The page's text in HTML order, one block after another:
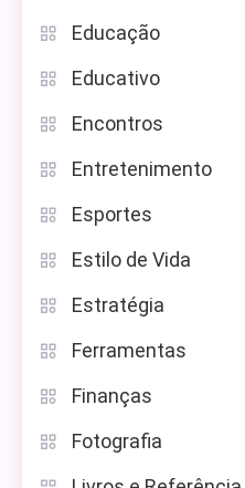
Educação
Educativo
Encontros
Entretenimento
Esportes
Estilo de Vida
Estratégia
Ferramentas
Finanças
Fotografia